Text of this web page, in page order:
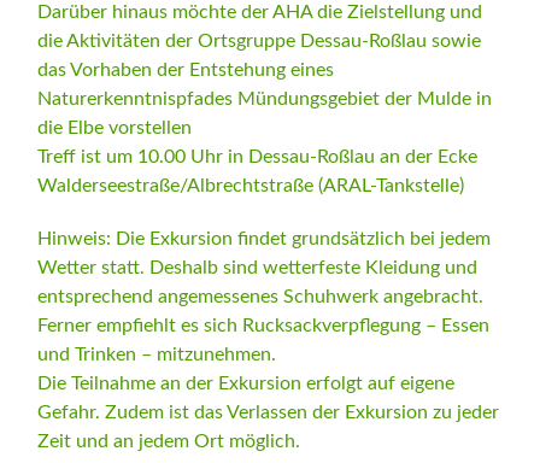
Darüber hinaus möchte der AHA die Zielstellung und
die Aktivitäten der Ortsgruppe Dessau-Roßlau sowie
das Vorhaben der Entstehung eines
Naturerkenntnispfades Mündungsgebiet der Mulde in
die Elbe vorstellen
Treff ist um 10.00 Uhr in Dessau-Roßlau an der Ecke
Walderseestraße/Albrechtstraße (ARAL-Tankstelle)
Hinweis: Die Exkursion findet grundsätzlich bei jedem
Wetter statt. Deshalb sind wetterfeste Kleidung und
entsprechend angemessenes Schuhwerk angebracht.
Ferner empfiehlt es sich Rucksackverpflegung – Essen
und Trinken – mitzunehmen.
Die Teilnahme an der Exkursion erfolgt auf eigene
Gefahr. Zudem ist das Verlassen der Exkursion zu jeder
Zeit und an jedem Ort möglich.